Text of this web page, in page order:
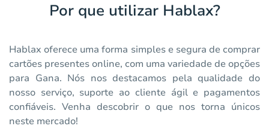
Por que utilizar Hablax?
Hablax oferece uma forma simples e segura de comprar
cartões presentes online, com uma variedade de opções
para Gana. Nós nos destacamos pela qualidade do
nosso serviço, suporte ao cliente ágil e pagamentos
confiáveis. Venha descobrir o que nos torna únicos
neste mercado!